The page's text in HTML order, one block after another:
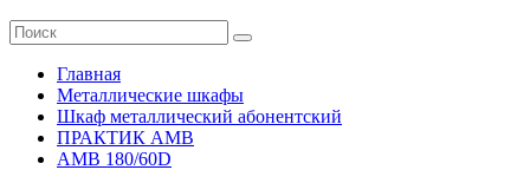
Главная
Металлические шкафы
Шкаф металлический абонентский
ПРАКТИК AMB
AMB 180/60D